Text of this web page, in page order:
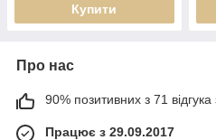
Купити
Про нас
90% позитивних з 71 відгука
Працює з 29.09.2017